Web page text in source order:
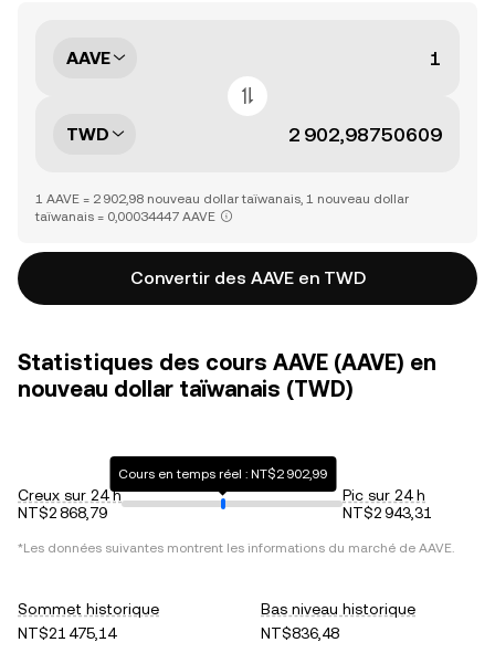
AAVE
TWD
1 AAVE = 2 902,98 nouveau dollar taïwanais, 1 nouveau dollar
taïwanais = 0,00034447 AAVE
Convertir des AAVE en TWD
Statistiques des cours AAVE (AAVE) en
nouveau dollar taïwanais (TWD)
Creux sur 24 h
NT$2 868,79
Cours en temps réel : NT$2 902,99
Pic sur 24 h
NT$2 943,31
*Les données suivantes montrent les informations du marché de AAVE.
Sommet historique
NT$21 475,14
Bas niveau historique
NT$836,48